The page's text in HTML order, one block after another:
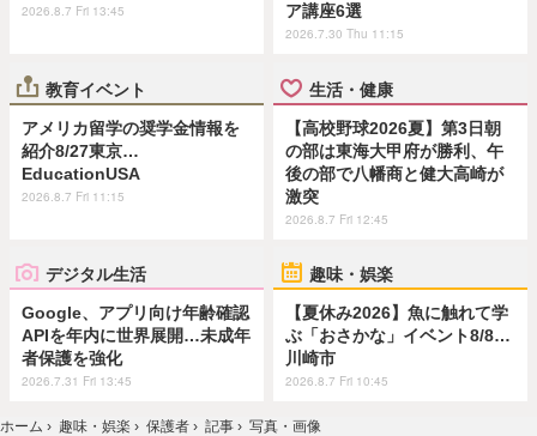
2026.8.7 Fri 13:45
ア講座6選
2026.7.30 Thu 11:15
教育イベント
アメリカ留学の奨学金情報を
紹介8/27東京…
EducationUSA
2026.8.7 Fri 11:15
生活・健康
【高校野球2026夏】第3日朝
の部は東海大甲府が勝利、午
後の部で八幡商と健大高崎が
激突
2026.8.7 Fri 12:45
デジタル生活
Google、アプリ向け年齢確認
APIを年内に世界展開…未成年
者保護を強化
2026.7.31 Fri 13:45
趣味・娯楽
【夏休み2026】魚に触れて学
ぶ「おさかな」イベント8/8…
川崎市
2026.8.7 Fri 10:45
ホーム › 趣味・娯楽 › 保護者 › 記事 › 写真・画像